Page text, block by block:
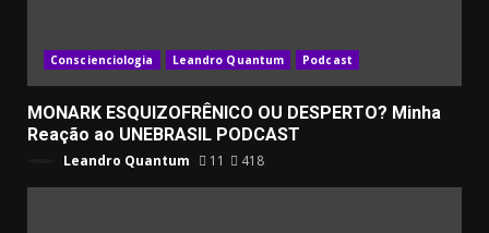
Conscienciologia Leandro Quantum Podcast
MONARK ESQUIZOFRÊNICO OU DESPERTO? Minha
Reação ao UNEBRASIL PODCAST
Leandro Quantum 11 418